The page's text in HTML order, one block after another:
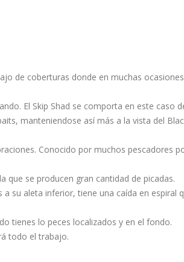
de coberturas donde en muchas
El Skip Shad se comporta en este caso
manteniendose así más a la vista del
Conocido por muchos pescadores
que se producen gran cantidad de picadas.
su aleta inferior, tiene una caída en espiral
tienes lo peces localizados y en el fondo.
todo el trabajo.